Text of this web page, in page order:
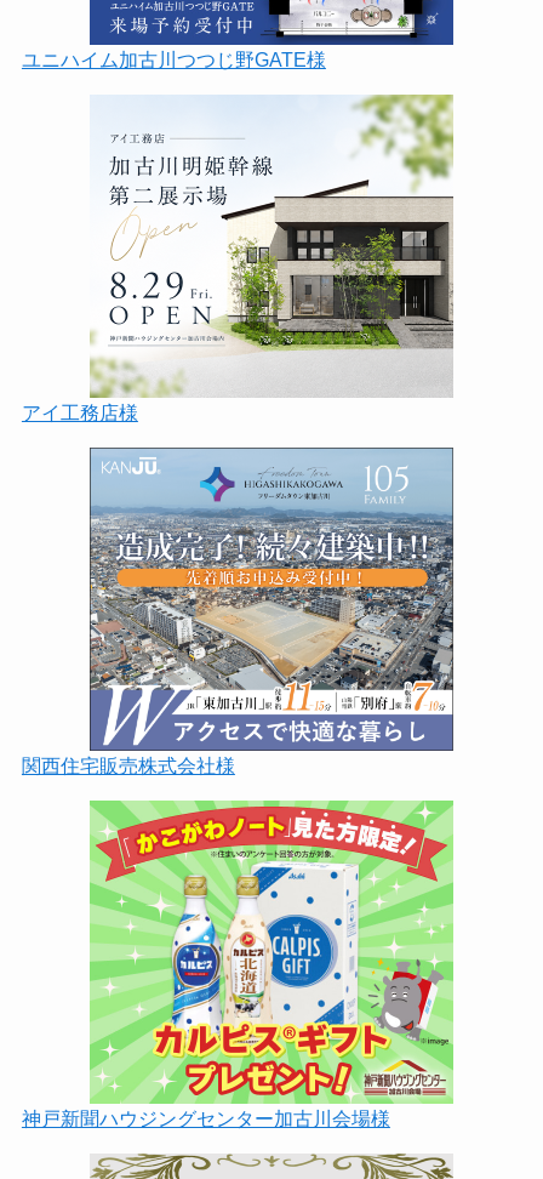
ユニハイム加古川つつじ野GATE様
アイ工務店様
関西住宅販売株式会社様
神戸新聞ハウジングセンター加古川会場様